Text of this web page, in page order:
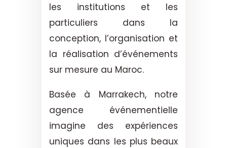
les institutions et les
particuliers dans la
conception, l’organisation et
la réalisation d’événements
sur mesure au Maroc.
Basée à Marrakech, notre
agence événementielle
imagine des expériences
uniques dans les plus beaux